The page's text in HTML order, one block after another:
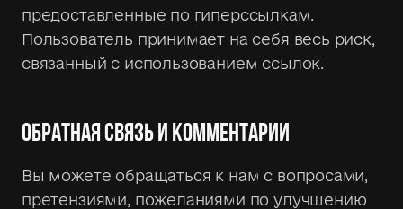
предоставленные по гиперссылкам.
Пользователь принимает на себя весь риск,
связанный с использованием ссылок.
ОБРАТНАЯ СВЯЗЬ И КОММЕНТАРИИ
Вы можете обращаться к нам с вопросами,
претензиями, пожеланиями по улучшению